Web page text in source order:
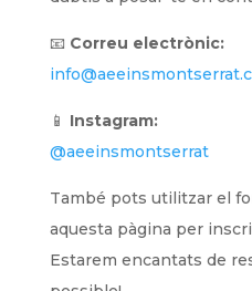
📧 Correu electrònic:
📱 Instagram:
@aeeinsmontserrat
També pots utilitzar el
aquesta pàgina per
Estarem encantats de